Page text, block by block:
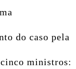
do caso pela
ministros: